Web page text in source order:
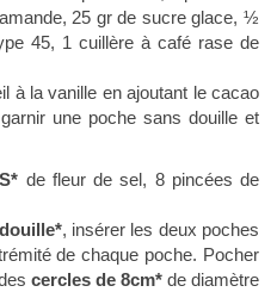
25 gr de sucre glace, ½
45, 1 cuillère à café rase de
à la vanille en ajoutant le cacao
une poche sans douille et
de fleur de sel, 8 pincées de
douille*, insérer les deux poches
de chaque poche. Pocher
cercles de 8cm* de diamètre